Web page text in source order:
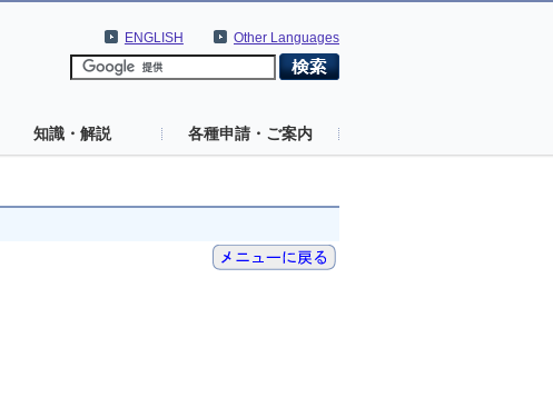
Other Languages
ENGLISH
知識・解説 各種申請・ご案内